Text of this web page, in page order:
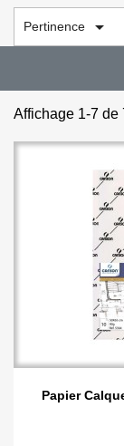
Pertinence 
Affichage 1-7 de
Papier